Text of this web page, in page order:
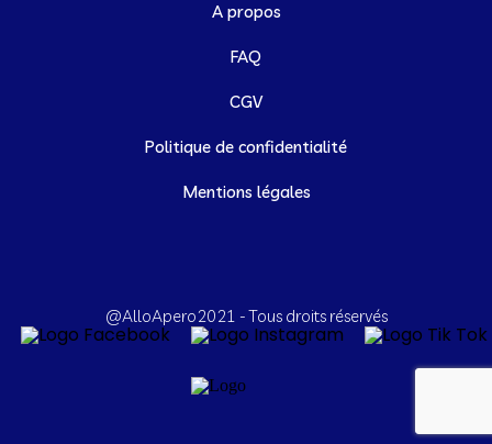
A propos
FAQ
CGV
Politique de confidentialité
Mentions légales
@AlloApero2021 - Tous droits réservés